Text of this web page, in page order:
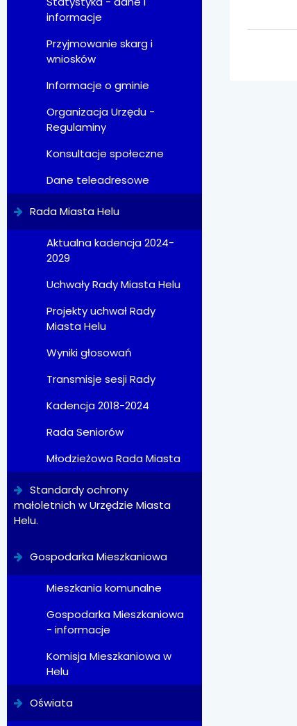
informacje
Przyjmowanie skarg i
wniosków
Informacje o gminie
Organizacja Urzędu -
Regulaminy
Konsultacje społeczne
Dane teleadresowe
Rada Miasta Helu
Aktualna kadencja 2024-
2029
Uchwały Rady Miasta Helu
Projekty uchwał Rady
Miasta Helu
Wyniki głosowań
Transmisje sesji Rady
Kadencja 2018-2024
Rada Seniorów
Młodzieżowa Rada Miasta
Standardy ochrony
małoletnich w Urzędzie Miasta
Helu.
Gospodarka Mieszkaniowa
Mieszkania komunalne
Gospodarka Mieszkaniowa
- informacje
Komisja Mieszkaniowa w
Helu
Oświata